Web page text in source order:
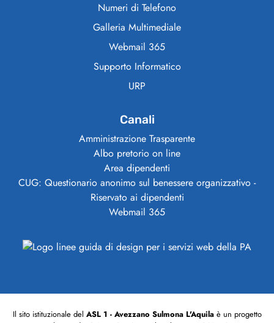
Numeri di Telefono
Galleria Multimediale
Webmail 365
Supporto Informatico
URP
Canali
Amministrazione Trasparente
Albo pretorio on line
Area dipendenti
CUG: Questionario anonimo sul benessere organizzativo -
Riservato ai dipendenti
Webmail 365
Il sito istituzionale del ASL 1 - Avezzano Sulmona L'Aquilaè un progetto